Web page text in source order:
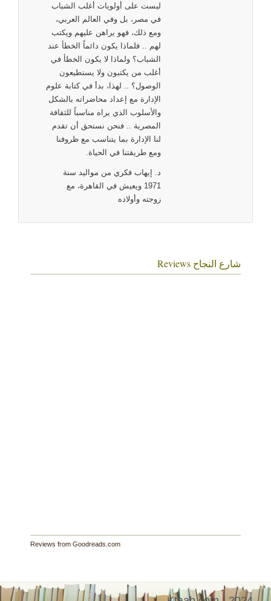
ليست على أولويات أغلب الشباب
في مصر، بل وفي العالم العربي،
ومع ذلك، فهو يراهن عليهم ويكتب
لهم .. فلماذا يكون دائماً الخطأ عند
الشباب؟ ولماذا لا يكون الخطأ في
أغلب من يكتبون ولا يستطيعون
الوصول؟ .. لهذا، بدأ في كتابة علوم
الإدارة مع إعداد محاضراته بالشكل
والأسلوب الذي يراه مناسباً للثقافة
المصرية .. فنحن نستحق أن تقدم
لنا الإدارة بما يتناسب مع ظروفنا
ومع طريقتنا في الحياة.
د. إيهاب فكري من مواليد سنة
1971 ويعيش في القاهرة، مع
زوجته وأولاده
‫شارع النجاح‬ Reviews
Reviews from Goodreads.com